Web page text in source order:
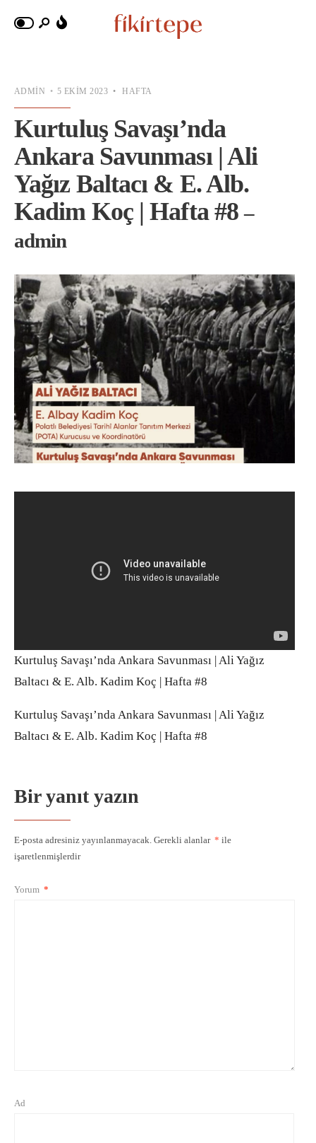
ADMIN • 5 EKIM 2023 • HAFTA
Kurtuluş Savaşı’nda
Ankara Savunması | Ali
Yağız Baltacı & E. Alb.
Kadim Koç | Hafta #8–
admin
Kurtuluş Savaşı’nda Ankara Savunması | Ali Yağız
Baltacı & E. Alb. Kadim Koç | Hafta #8
Kurtuluş Savaşı’nda Ankara Savunması | Ali Yağız
Baltacı & E. Alb. Kadim Koç | Hafta #8
Bir yanıt yazın
E-posta adresiniz yayınlanmayacak. Gerekli alanlar * ile
işaretlenmişlerdir
Yorum *
Ad